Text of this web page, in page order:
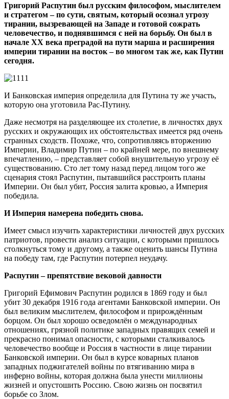
Григорий Распутин был русским философом, мыслителем
и стратегом – по сути, святым, который осознал угрозу
тирании, вызревающей на Западе и готовой сожрать
человечество, и поднявшимся с ней на борьбу. Он был в
начале ХХ века преградой на пути марша и расширения
империи тирании на восток – во многом так же, как Путин
сегодня.
И Банковская империя определила для Путина ту же участь,
которую она уготовила Рас-Путину.
Даже несмотря на разделяющее их столетие, в личностях двух
русских и окружающих их обстоятельствах имеется ряд очень
странных сходств. Похоже, что, сопротивляясь вторжению
Империи, Владимир Путин – по крайней мере, по внешнему
впечатлению, – представляет собой внушительную угрозу её
существованию. Сто лет тому назад перед лицом того же
сценария стоял Распутин, пытавшийся расстроить планы
Империи. Он был убит, Россия залита кровью, а Империя
победила.
И Империя намерена победить снова.
Имеет смысл изучить характеристики личностей двух русских
патриотов, провести анализ ситуации, с которыми пришлось
столкнуться тому и другому, а также оценить шансы Путина
на победу там, где Распутин потерпел неудачу.
Распутин – препятствие вековой давности
Григорий Ефимович Распутин родился в 1869 году и был
убит 30 декабря 1916 года агентами Банковской империи. Он
был великим мыслителем, философом и прирождённым
борцом. Он был хорошо осведомлён о международных
отношениях, грязной политике западных правящих семей и
прекрасно понимал опасности, с которыми сталкивалось
человечество вообще и Россия в частности в лице тирании
Банковской империи. Он был в курсе коварных планов
западных поджигателей войны по втягиванию мира в
инферно войны, которая должна была унести миллионы
жизней и опустошить Россию. Свою жизнь он посвятил
борьбе со Злом.